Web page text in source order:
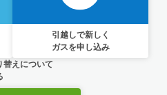
引越しで新しく
ガスを申し込み
替えについて